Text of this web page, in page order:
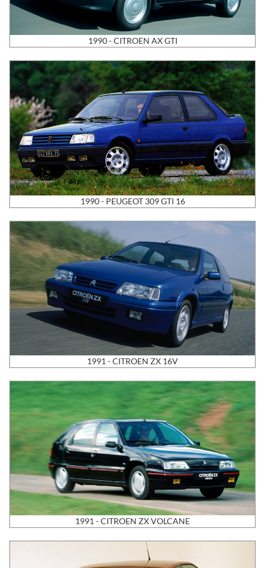
1990 - CITROEN AX GTI
1990 - PEUGEOT 309 GTI 16
1991 - CITROEN ZX 16V
1991 - CITROEN ZX VOLCANE